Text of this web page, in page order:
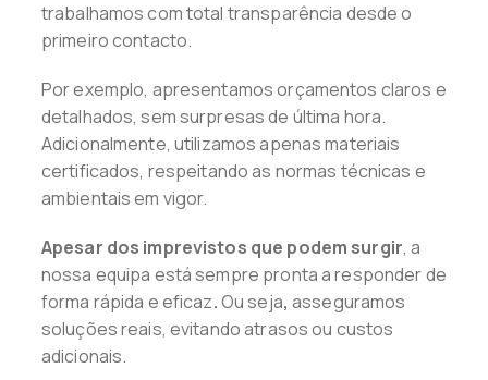
trabalhamos com total transparência desde o
primeiro contacto.
Por exemplo, apresentamos orçamentos claros e
detalhados, sem surpresas de última hora.
Adicionalmente, utilizamos apenas materiais
certificados, respeitando as normas técnicas e
ambientais em vigor.
Apesar dos imprevistos que podem surgir, a
nossa equipa está sempre pronta a responder de
forma rápida e eficaz.Ou seja, asseguramos
soluções reais, evitando atrasos ou custos
adicionais.